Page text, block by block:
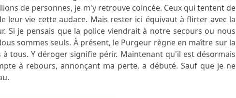
de personnes, je m'y retrouve coincée. Ceux qui tentent de
leur vie cette audace. Mais rester ici équivaut à flirter avec la
Si je pensais que la police viendrait à notre secours ou nous
sommes seuls. À présent, le Purgeur règne en maître sur la
tous. Y déroger signifie périr. Maintenant qu'il est désormais
à rebours, annonçant ma perte, a débuté. Sauf que je ne